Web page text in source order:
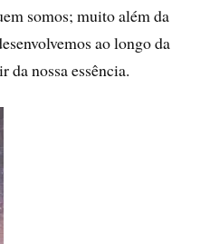
somos; muito além da
ao longo da
da nossa essência.